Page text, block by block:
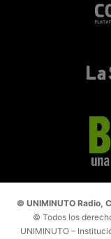
© UNIMINUTO Radio,
© Todos los
UNIMINUTO –